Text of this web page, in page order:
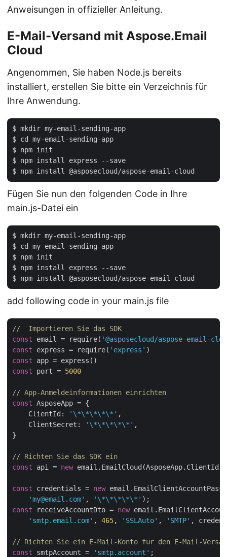
Anweisungen in offizieller Anleitung.
E-Mail-Versand mit Aspose.Email
Cloud
Angenommen, Sie haben Node.js bereits
installiert, erstellen Sie bitte ein Verzeichnis für
Ihre Anwendung.
$ mkdir my-email-sending-app
$ cd my-email-sending-app
$ npm init
$ npm install express --save
Fügen Sie nun den folgenden Code in Ihre
main.js-Datei ein
$ mkdir my-email-sending-app
$ cd my-email-sending-app
$ npm init
$ npm install express --save
add following code in your main.js file
//  Importieren Sie das SDK
const email = require( '@asposecloud/aspose-email-
const express = require( 'express'
const
const port = 5000
// App-Anmeldeinformationen einrichten
const AsposeApp = {
    ClientId:
'\*\*\*\*\*' ,
    ClientSecret:
'\*\*\*\*\*' ,
}
// Richten Sie das SDK ein
const api = new email.EmailCloud(AsposeApp.ClientId,
const credentials = new
'my@email.com' , '\*\*\*\*\*'
const receiveAccountDto = new
'smtp.email.com' , 465, 'SSLAuto' , 'SMTP' ,
// Richten Sie ein E-Mail-Konto für den E-Mail-
const smtpAccount = 'smtp.account'